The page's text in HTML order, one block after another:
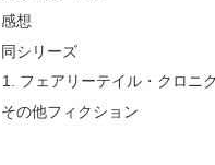
感想
同シリーズ
フェアリーテイル・クロニ
その他フィクション